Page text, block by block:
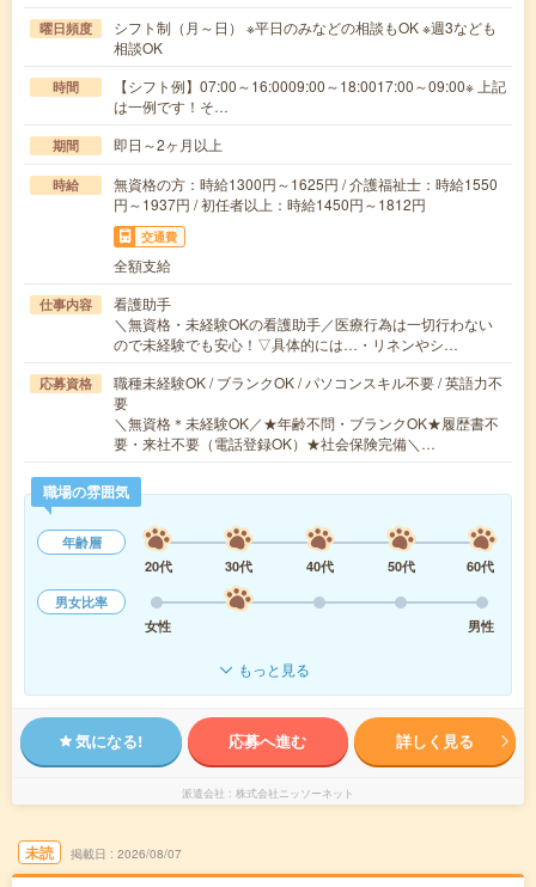
曜日頻度
シフト制（月～日） ※平日のみなどの相談もOK ※週3なども
相談OK
時間
【シフト例】07:00～16:0009:00～18:0017:00～09:00※ 上記
は一例です！そ…
期間 即日～2ヶ月以上
時給
無資格の方：時給1300円～1625円 / 介護福祉士：時給1550
円～1937円 / 初任者以上：時給1450円～1812円
交通費
全額支給
仕事内容
看護助手
＼無資格・未経験OKの看護助手／医療行為は一切行わない
ので未経験でも安心！▽具体的には…・リネンやシ…
応募資格
職種未経験OK / ブランクOK / パソコンスキル不要 / 英語力不
要
＼無資格＊未経験OK／★年齢不問・ブランクOK★履歴書不
要・来社不要（電話登録OK）★社会保険完備＼…
職場の雰囲気
年齢層
20代
30代 40代 50代
60代
男女比率
女性
男性
もっと見る
気になる! 応募へ進む 詳しく見る
派遣会社 株式会社ニッソーネット
未読 掲載日 2026/08/07